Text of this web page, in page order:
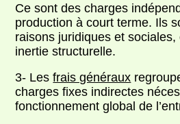
Ce sont des charges
production à court terme. Ils
raisons juridiques et
inertie structurelle.
3- Lesfrais généraux
charges fixes indirectes
fonctionnement global de